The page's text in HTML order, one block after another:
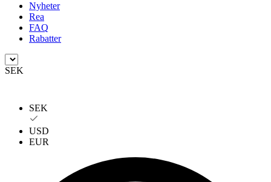
Nyheter
Rea
FAQ
Rabatter
SEK
SEK
USD
EUR